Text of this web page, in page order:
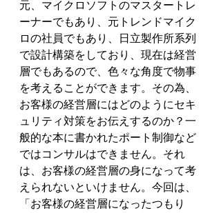
元、マイクロソフトのマスタートレ
ーナーでもあり、元トレンドマイク
ロの社員でもあり、日立製作所系列
で設計構築をしており、現在は経営
層でもあるので、色々な角度で物事
を考えることができます。その為、
お客様の経営層にはどのようにセキ
ュリティ対策をお伝えするのか？一
般的な本に書かれたポート制御など
ではコンサルはできません。それ
は、お客様の経営層の身になって考
えられないといけません。今回は、
「お客様の経営層になったつもり